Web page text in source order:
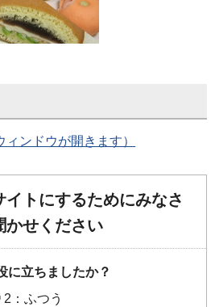
ンドウが開きます）
イトにするためにみなさ
かせください
に立ちましたか？
2：ふつう